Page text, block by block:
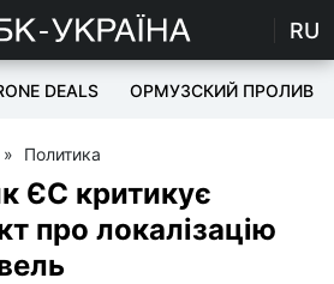
RU
DEALS ОРМУЗСКИЙ ПРОЛИВ
» Политика
ЄС критикує
про локалізацію